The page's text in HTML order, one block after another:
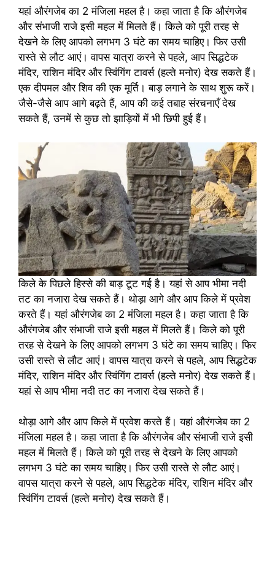
यहां औरंगजेब का 2 मंजिला महल है। कहा जाता है कि औरंगजेब
और संभाजी राजे इसी महल में मिलते हैं। किले को पूरी तरह से
देखने के लिए आपको लगभग 3 घंटे का समय चाहिए। फिर उसी
रास्ते से लौट आएं। वापस यात्रा करने से पहले, आप सिद्धटेक
मंदिर, राशिन मंदिर और स्विंगिंग टावर्स (हल्ते मनोर) देख सकते हैं।
एक दीपमल और शिव की एक मूर्ति। बाड़ लगाने के साथ शुरू करें।
जैसे-जैसे आप आगे बढ़ते हैं, आप की कई तबाह संरचनाएँ देख
सकते हैं, उनमें से कुछ तो झाड़ियों में भी छिपी हुई हैं।
किले के पिछले हिस्से की बाड़ टूट गई है। यहां से आप भीमा नदी
तट का नजारा देख सकते हैं। थोड़ा आगे और आप किले में प्रवेश
करते हैं। यहां औरंगजेब का 2 मंजिला महल है। कहा जाता है कि
औरंगजेब और संभाजी राजे इसी महल में मिलते हैं। किले को पूरी
तरह से देखने के लिए आपको लगभग 3 घंटे का समय चाहिए। फिर
उसी रास्ते से लौट आएं। वापस यात्रा करने से पहले, आप सिद्धटेक
मंदिर, राशिन मंदिर और स्विंगिंग टावर्स (हल्ते मनोर) देख सकते हैं।
यहां से आप भीमा नदी तट का नजारा देख सकते हैं।
थोड़ा आगे और आप किले में प्रवेश करते हैं। यहां औरंगजेब का 2
मंजिला महल है। कहा जाता है कि औरंगजेब और संभाजी राजे इसी
महल में मिलते हैं। किले को पूरी तरह से देखने के लिए आपको
लगभग 3 घंटे का समय चाहिए। फिर उसी रास्ते से लौट आएं।
वापस यात्रा करने से पहले, आप सिद्धटेक मंदिर, राशिन मंदिर और
स्विंगिंग टावर्स (हल्ते मनोर) देख सकते हैं।